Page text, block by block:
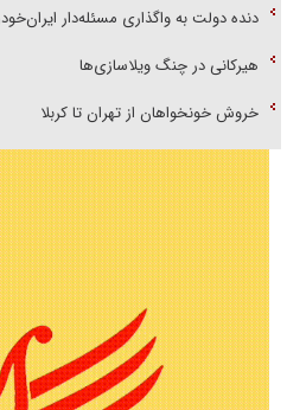
دنده دولت به واگذاری مسئله‌دار
هیرکانی در چنگ ویلاسازی‌ها
خروش خونخواهان از تهران تا کربلا